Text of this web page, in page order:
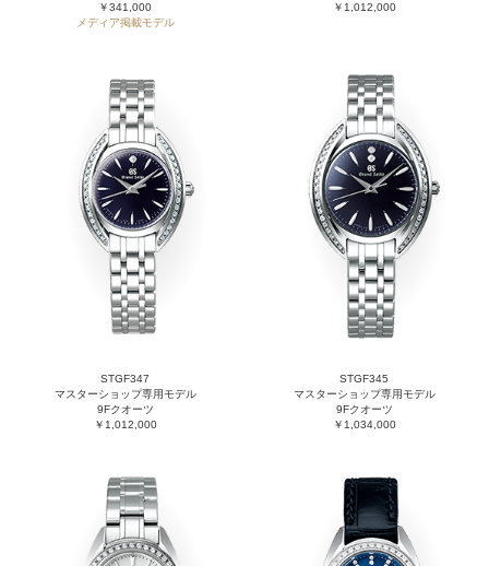
￥341,000
メディア掲載モデル
￥1,012,000
STGF347
マスターショップ専用モデル
9Fクオーツ
￥1,012,000
STGF345
マスターショップ専用モデル
9Fクオーツ
￥1,034,000